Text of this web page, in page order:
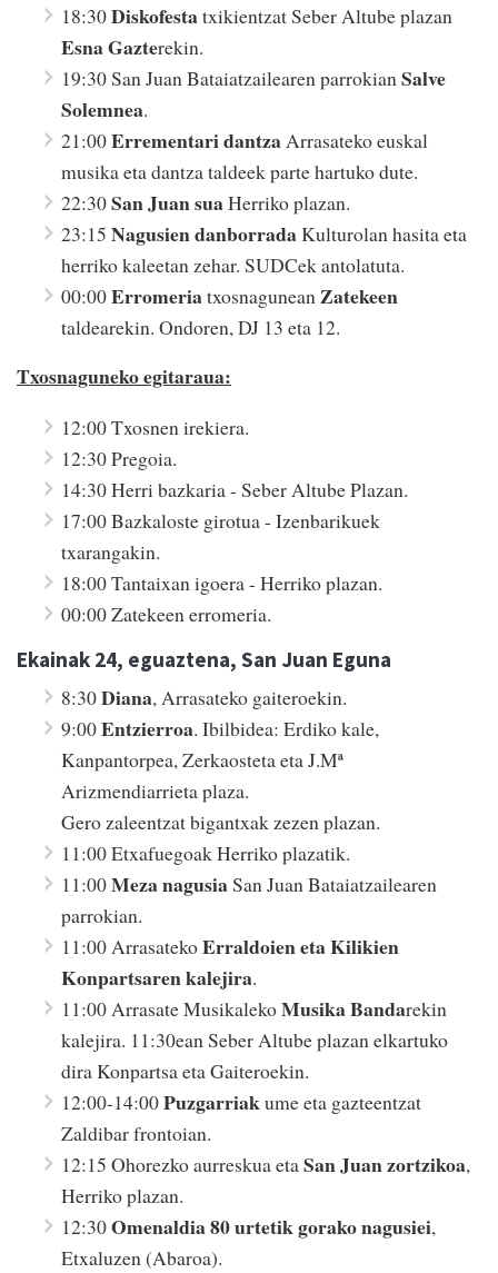
18:30Diskofestatxikientzat Seber Altube plazan
Esna Gazterekin.
19:30 San Juan Bataiatzailearen parrokianSalve
Solemnea.
21:00Errementari dantzaArrasateko euskal
musika eta dantza taldeek parte hartuko dute.
22:30San Juan suaHerriko plazan.
23:15 Nagusien danborradaKulturolan hasita eta
herriko kaleetan zehar. SUDCek antolatuta.
00:00ErromeriatxosnaguneanZatekeen
taldearekin. Ondoren, DJ 13 eta 12.
Txosnaguneko egitaraua:
12:00 Txosnen irekiera.
12:30 Pregoia.
14:30 Herri bazkaria - Seber Altube Plazan.
17:00 Bazkaloste girotua - Izenbarikuek
txarangakin.
18:00 Tantaixan igoera - Herriko plazan.
00:00 Zatekeen erromeria.
Ekainak 24, eguaztena, San Juan Eguna
8:30Diana, Arrasateko gaiteroekin.
9:00Entzierroa. Ibilbidea: Erdiko kale,
Kanpantorpea, Zerkaosteta eta J.Mª
Arizmendiarrieta plaza.
Gero zaleentzat bigantxak zezen plazan.
11:00 Etxafuegoak Herriko plazatik.
11:00Meza nagusiaSan Juan Bataiatzailearen
parrokian.
11:00 ArrasatekoErraldoien eta Kilikien
Konpartsaren kalejira.
11:00 Arrasate MusikalekoMusika Bandarekin
kalejira. 11:30ean Seber Altube plazan elkartuko
dira Konpartsa eta Gaiteroekin.
12:00-14:00Puzgarriakume eta gazteentzat
Zaldibar frontoian.
12:15 Ohorezko aurreskua etaSan Juan zortzikoa,
Herriko plazan.
12:30Omenaldia80 urtetik gorako nagusiei,
Etxaluzen (Abaroa).